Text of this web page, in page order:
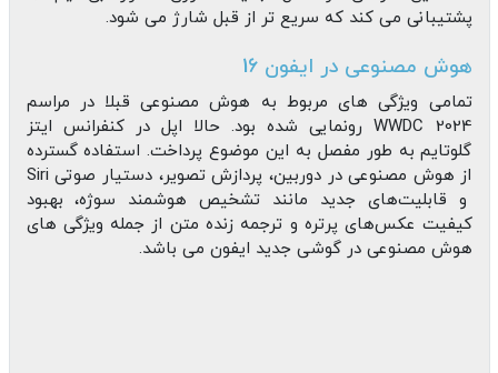
پشتیبانی می کند که سریع تر از قبل شارژ می شود.
هوش مصنوعی در ایفون 16
تمامی ویژگی های مربوط به هوش مصنوعی قبلا در مراسم
WWDC 2024 رونمایی شده بود. حالا اپل در کنفرانس ایتز
گلوتایم به طور مفصل به این موضوع پرداخت. استفاده گسترده
از هوش مصنوعی در دوربین، پردازش تصویر، دستیار صوتی Siri
و قابلیت‌های جدید مانند تشخیص هوشمند سوژه، بهبود
کیفیت عکس‌های پرتره و ترجمه زنده متن از جمله ویژگی های
هوش مصنوعی در گوشی جدید ایفون می باشد.